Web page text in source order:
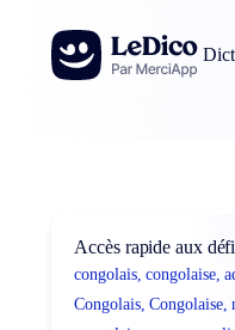
Aller au contenu
Accès rapide aux
congolais, congolaise,
Congolais, Congolaise,